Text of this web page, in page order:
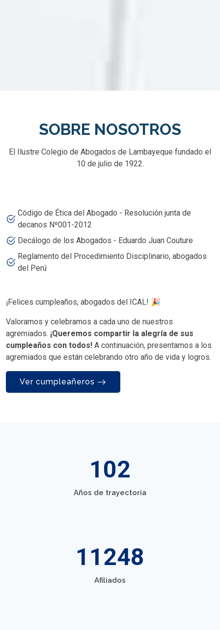
SOBRE NOSOTROS
El Ilustre Colegio de Abogados de Lambayeque fundado el
10 de julio de 1922.
Código de Ética del Abogado - Resolución junta de
decanos Nº001-2012
Decálogo de los Abogados - Eduardo Juan Couture
Reglamento del Procedimiento Disciplinario, abogados
del Perú
¡Felices cumpleaños, abogados del ICAL! 🎉
Valoramos y celebramos a cada uno de nuestros
agremiados. ¡Queremos compartir la alegría de sus
cumpleaños con todos! A continuación, presentamos a los
agremiados que están celebrando otro año de vida y logros.
Ver cumpleañeros
102
Años de trayectoria
11248
Afiliados